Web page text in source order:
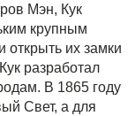
Мэн, Кук
крупным
открыть их замки
разработал
В 1865 году
Свет, а для